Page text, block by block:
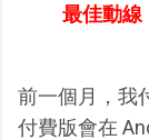
最佳動線
前一個月，我
付費版會在